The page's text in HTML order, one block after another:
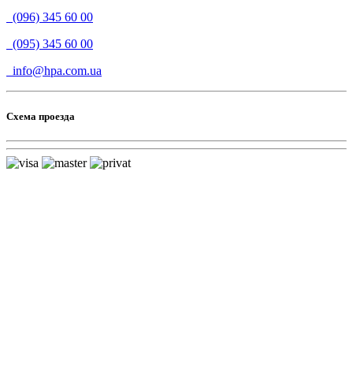
(096) 345 60 00
(095) 345 60 00
info@hpa.com.ua
Схема проезда